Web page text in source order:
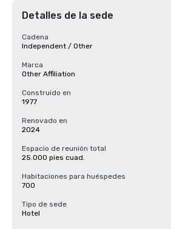
Detalles de la sede
Cadena
Independent / Other
Marca
Other Affiliation
Construido en
1977
Renovado en
2024
Espacio de reunión total
25.000 pies cuad.
Habitaciones para huéspedes
700
Tipo de sede
Hotel